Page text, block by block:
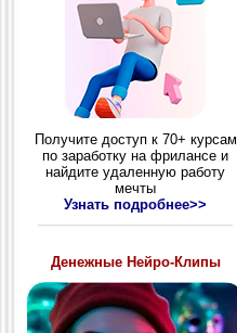
Получите доступ к 70+ курсам
по заработку на фрилансе и
найдите удаленную работу
мечты
Узнать подробнее>>
Денежные Нейро-Клипы